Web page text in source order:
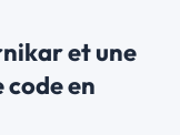
et une
en